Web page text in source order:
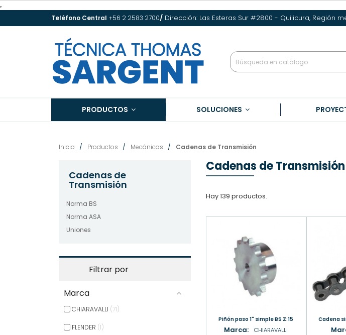
Teléfono Central +56 2 2583 2700/ Dirección: Las Esteras Sur #2800 - Quilicura, Región
PRODUCTOS SOLUCIONES
Inicio Productos Mecánicas Cadenas de Transmisión
Cadenas de
Transmisión
Norma BS
Norma ASA
Uniones
Filtrar por
Marca
CHIARAVALLI 71
FLENDER 1
Cadenas de Transmisión
Hay 139 productos.
Piñón paso 1" simple BS Z:15
Marca: CHIARAVALLI
Cadena